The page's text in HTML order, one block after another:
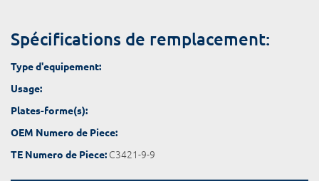
Spécifications de remplacement:
Type d'equipement:
Usage:
Plates-forme(s):
OEM Numero de Piece:
TE Numero de Piece: C3421-9-9